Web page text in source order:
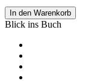
In den Warenkorb
Blick ins Buch